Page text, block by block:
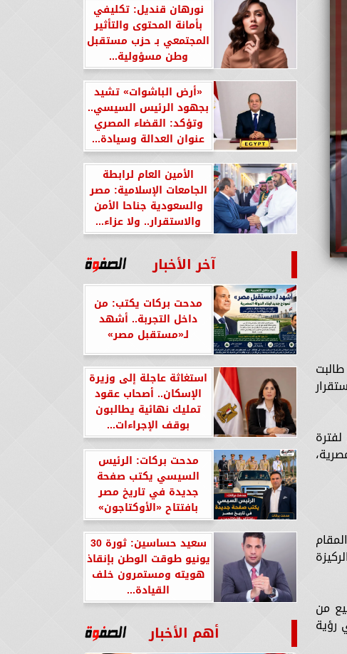
من
رؤية
نورهان قنديل: تكليفي
بأمانة المحتوى والتأثير
المجتمعي بـ حزب مستقبل
وطن مسؤولية...
«أرض الباشوات» تشيد
بجهود الرئيس السيسي..
وتؤكد: القضاء المصري
عنوان العدالة وسيادة...
الأمين العام لرابطة
الجامعات الإسلامية: مصر
والسعودية جناحا الأمن
والاستقرار.. ولا عزاء...
آخر الأخبار
مدحت بركات يكتب: من
داخل التجربة.. أشهد
لـ«مستقبل مصر»
استغاثة عاجلة إلى وزيرة
الإسكان.. أصحاب عقود
تمليك نهائية يطالبون
بوقف الإجراءات...
مدحت بركات: الرئيس
السيسي يكتب صفحة
جديدة في تاريخ مصر
بافتتاح «الأوكتاجون»
سعيد حساسين: ثورة 30
يونيو طوقت الوطن بإنقاذ
هويته ومستمرون خلف
القيادة...
أهم الأخبار